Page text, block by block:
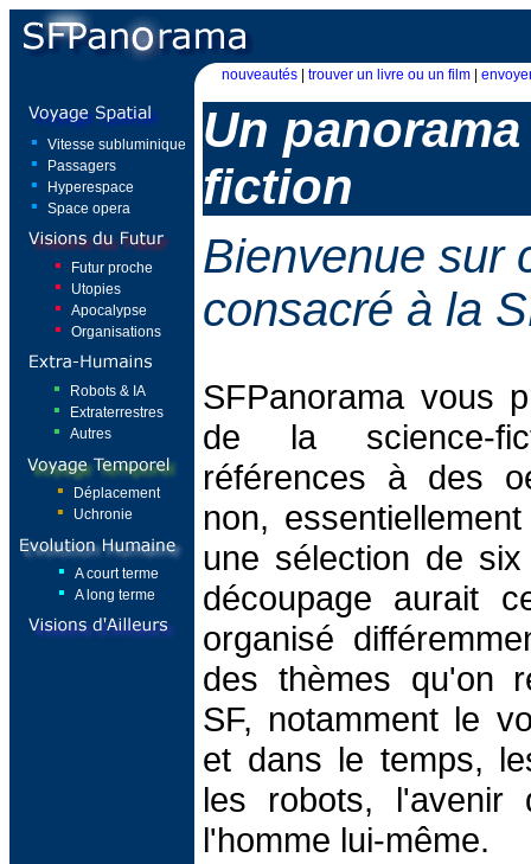
nouveautés trouver un livre ou un film
Vitesse subluminique
Passagers
Hyperespace
Space opera
Futur proche
Utopies
Apocalypse
Organisations
Robots & IA
Extraterrestres
Autres
Déplacement
Uchronie
A court terme
A long terme
Un
fiction
Bienvenue sur
consacré à la
SFPanorama vous
de la science-
références à des
non,
une sélection de
découpage aurait
organisé
des thèmes qu'on
SF, notamment le
et dans le temps,
les robots, l'avenir
l'homme lui-même.